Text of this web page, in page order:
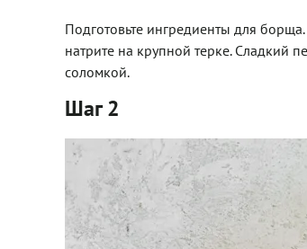
Подготовьте ингредиенты для
натрите на крупной терке. Сладкий
соломкой.
Шаг 2